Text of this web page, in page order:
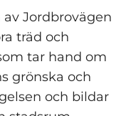
Jordbrovägen
träd och
tar hand om
grönska och
och bildar